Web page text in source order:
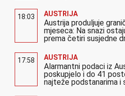
18:03 AUSTRIJA
Austrija produljuje
mjeseca: Na snazi
prema četiri susjedne
17:58 AUSTRIJA
Alarmantni podaci iz
poskupjelo i do 41
najteže podstanarima i